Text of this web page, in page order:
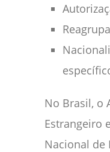
No Brasil, o
Estrangeiro
Nacional de